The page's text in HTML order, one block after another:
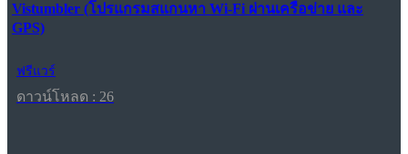
Vistumbler (โปรแกรมสแกนหา Wi-Fi ผ่านเครือข่าย และ
GPS)
ฟรีแวร์
ดาวน์โหลด : 26